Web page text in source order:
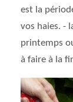
est la
vos haies. -
printemps
à faire à la